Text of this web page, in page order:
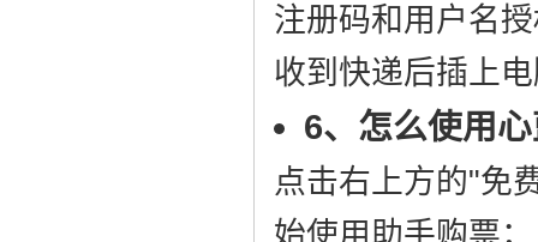
注册码和用户名
收到快递后插上
6、怎么使用
点击右上方的"免
始使用助手购票；